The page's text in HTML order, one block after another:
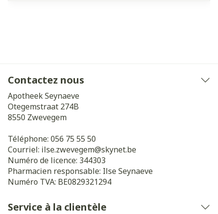
Contactez nous
Apotheek Seynaeve
Otegemstraat 274B
8550 Zwevegem
Téléphone: 056 75 55 50
Courriel: ilse.zwevegem@skynet.be
Numéro de licence: 344303
Pharmacien responsable: Ilse Seynaeve
Numéro TVA: BE0829321294
Service à la clientèle